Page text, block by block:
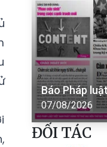
Báo Pháp
07/08/2026
ĐỐI TÁC